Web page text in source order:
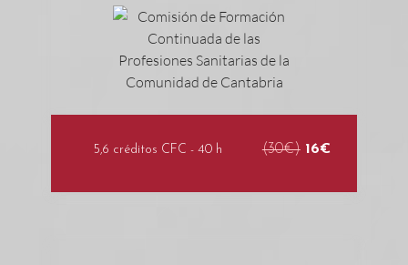
5,6 créditos CFC - 40 h (30€) 16€